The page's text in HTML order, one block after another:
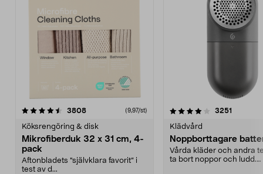
3808recensioner (9,97/st)
Köksrengöring & disk
Mikrofiberduk 32 x 31 cm, 4-
pack
Aftonbladets "självklara favorit” i
test av d...
4.0av 5 stjärnor 3251
Klädvård
Noppborttagare
Vårda kläder och andra
ta bort noppor och ludd.
4.5av 5 stjärnor